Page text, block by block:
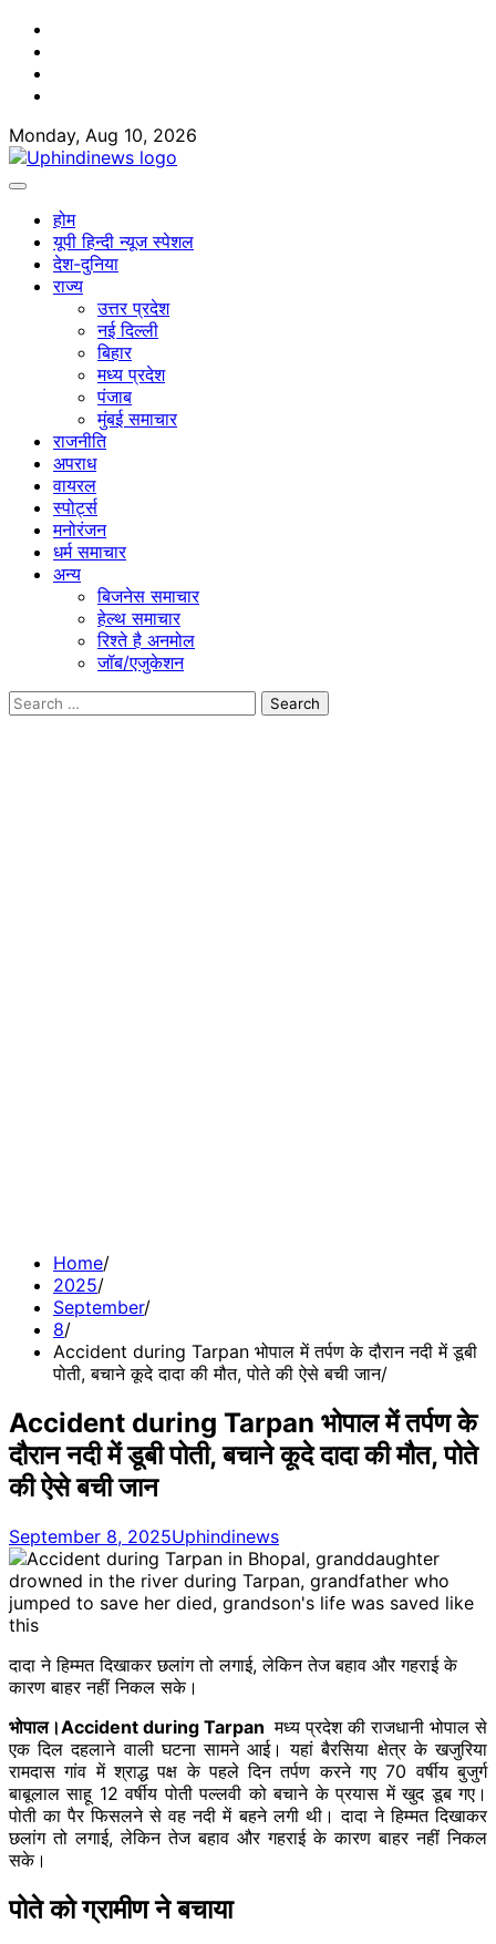
Skip
content
Monday, Aug 10, 2026
होम
यूपी हिन्दी न्यूज स्पेशल
देश-दुनिया
राज्य
उत्तर प्रदेश
नई दिल्ली
बिहार
मध्य प्रदेश
पंजाब
मुंबई समाचार
राजनीति
अपराध
वायरल
स्पोर्ट्स
मनोरंजन
धर्म समाचार
अन्य
बिजनेस समाचार
हेल्थ समाचार
रिश्ते है अनमोल
जॉब/एजुकेशन
Search
Home
2025
September
8
Accident during Tarpan भोपाल में तर्पण के दौरान नदी में डूबी
पोती, बचाने कूदे दादा की मौत, पोते की ऐसे बची जान
Accident during Tarpan भोपाल में तर्पण के
दौरान नदी में डूबी पोती, बचाने कूदे दादा की मौत, पोते
की ऐसे बची जान
September 8, 2025Uphindinews
दादा ने हिम्मत दिखाकर छलांग तो लगाई, लेकिन तेज बहाव और गहराई के
कारण बाहर नहीं निकल सके।
भोपाल।Accident during Tarpan मध्य प्रदेश की राजधानी भोपाल से
एक दिल दहलाने वाली घटना सामने आई। यहां बैरसिया क्षेत्र के खजुरिया
रामदास गांव में श्राद्ध पक्ष के पहले दिन तर्पण करने गए 70 वर्षीय बुजुर्ग
बाबूलाल साहू 12 वर्षीय पोती पल्लवी को बचाने के प्रयास में खुद डूब गए।
पोती का पैर फिसलने से वह नदी में बहने लगी थी। दादा ने हिम्मत दिखाकर
छलांग तो लगाई, लेकिन तेज बहाव और गहराई के कारण बाहर नहीं निकल
सके।
पोते को ग्रामीण ने बचाया